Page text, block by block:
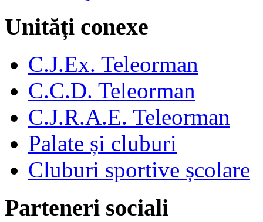
Unități conexe
C.J.Ex. Teleorman
C.C.D. Teleorman
C.J.R.A.E. Teleorman
Palate și cluburi
Cluburi sportive școlare
Parteneri sociali